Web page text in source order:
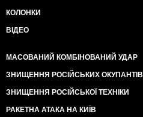
КОЛОНКИ
ВІДЕО
МАСОВАНИЙ КОМБІНОВАНИЙ УДАР
ЗНИЩЕННЯ РОСІЙСЬКИХ ОКУПАНТІВ
ЗНИЩЕННЯ РОСІЙСЬКОЇ ТЕХНІКИ
РАКЕТНА АТАКА НА КИЇВ